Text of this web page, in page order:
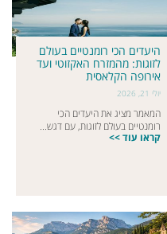
היעדים הכי רומנטיים בעולם
לזוגות: מהמזרח האקזוטי ועד
אירופה הקלאסית
יולי 21, 2026
המאמר מציג את היעדים הכי
רומנטיים בעולם לזוגות, עם דגש...
קראו עוד >>